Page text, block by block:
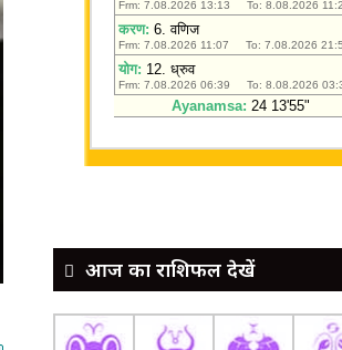
आज का राशिफल देखें